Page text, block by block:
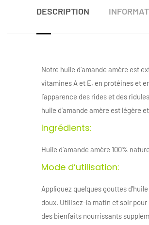
DESCRIPTION
Notre huile d’amande amère est
vitamines A et E, en protéines et
l’apparence des rides et des
huile d’amande amère est légère
Ingrédients:
Huile d’amande amère 100%
Mode d’utilisation:
Appliquez quelques gouttes
doux. Utilisez-la matin et soir
des bienfaits nourrissants